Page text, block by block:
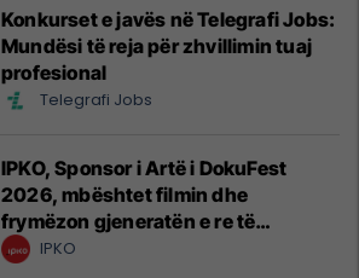
Konkurset e javës në Telegrafi Jobs:
Mundësi të reja për zhvillimin tuaj
profesional
Telegrafi Jobs
IPKO, Sponsor i Artë i DokuFest
2026, mbështet filmin dhe
frymëzon gjeneratën e re të
krijuesve
IPKO